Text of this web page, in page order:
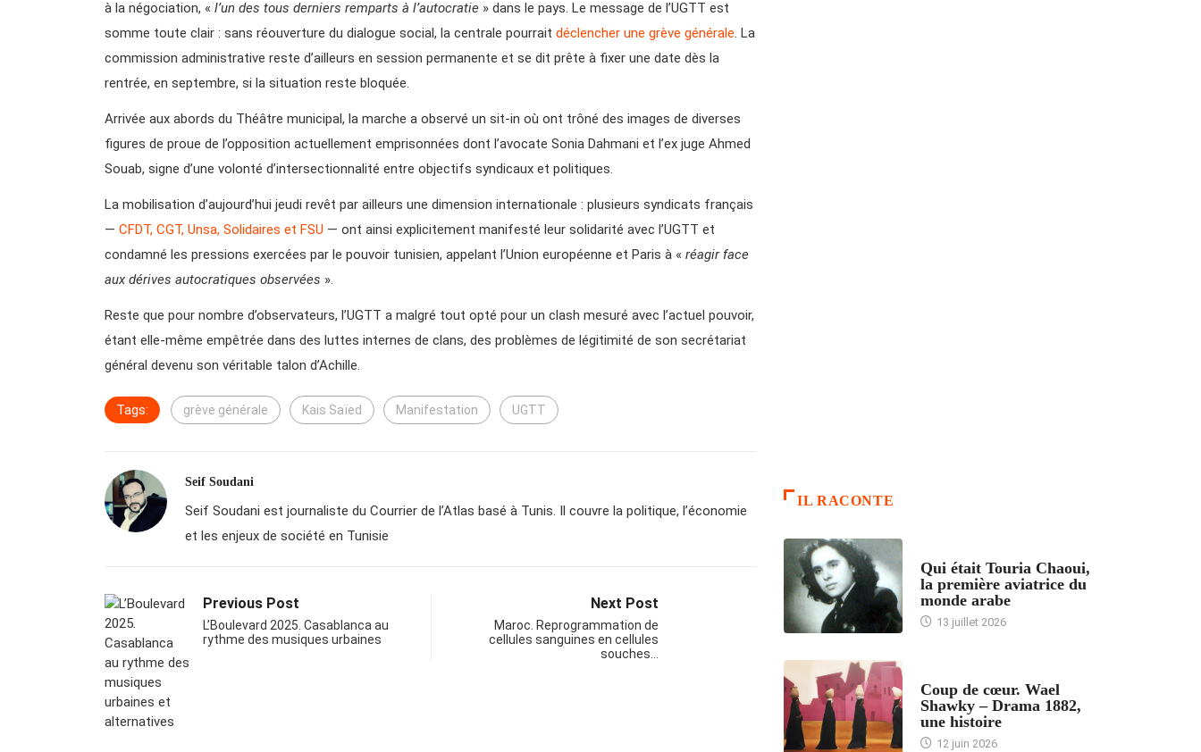
à la négociation, « l’un des tous derniers remparts à l’autocratie » dans le pays. Le message de l’UGTT est
somme toute clair : sans réouverture du dialogue social, la centrale pourrait déclencher une grève générale. La
commission administrative reste d’ailleurs en session permanente et se dit prête à fixer une date dès la
rentrée, en septembre, si la situation reste bloquée.
Arrivée aux abords du Théâtre municipal, la marche a observé un sit-in où ont trôné des images de diverses
figures de proue de l’opposition actuellement emprisonnées dont l’avocate Sonia Dahmani et l’ex juge Ahmed
Souab, signe d’une volonté d’intersectionnalité entre objectifs syndicaux et politiques.
La mobilisation d’aujourd’hui jeudi revêt par ailleurs une dimension internationale : plusieurs syndicats français
— CFDT, CGT, Unsa, Solidaires et FSU — ont ainsi explicitement manifesté leur solidarité avec l’UGTT et
condamné les pressions exercées par le pouvoir tunisien, appelant l’Union européenne et Paris à « réagir face
aux dérives autocratiques observées ».
Reste que pour nombre d’observateurs, l’UGTT a malgré tout opté pour un clash mesuré avec l’actuel pouvoir,
étant elle-même empêtrée dans des luttes internes de clans, des problèmes de légitimité de son secrétariat
général devenu son véritable talon d’Achille.
Tags: grève générale Kais Saïed Manifestation UGTT
Seif Soudani
Seif Soudani est journaliste du Courrier de l’Atlas basé à Tunis. Il couvre la politique, l’économie
et les enjeux de société en Tunisie
Previous Post
L’Boulevard 2025. Casablanca au
rythme des musiques urbaines
Next Post
Maroc. Reprogrammation de
cellules sanguines en cellules
souches…
IL RACONTE
Qui était Touria Chaoui,
la première aviatrice du
monde arabe
13 juillet 2026
Coup de cœur. Wael
Shawky – Drama 1882,
une histoire
12 juin 2026